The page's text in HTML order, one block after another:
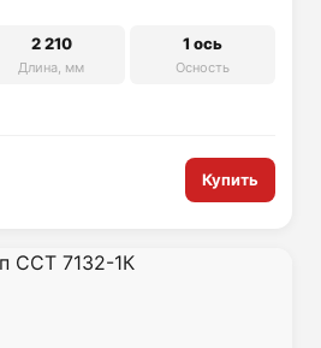
2 210
Длина, мм
1 ось
Осность
Купить